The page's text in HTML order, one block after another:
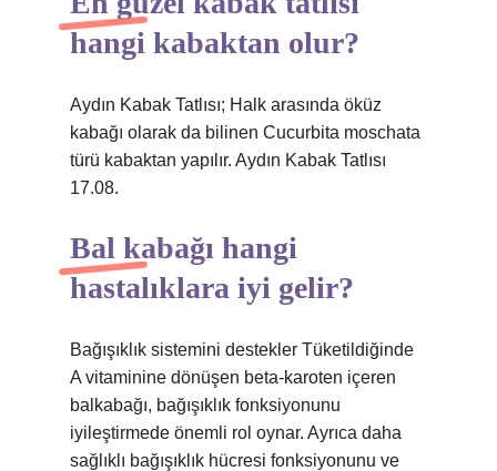
hangi kabaktan olur?
Aydın Kabak Tatlısı; Halk arasında öküz
kabağı olarak da bilinen Cucurbita moschata
türü kabaktan yapılır. Aydın Kabak Tatlısı
17.08.
Bal kabağı hangi
hastalıklara iyi gelir?
Bağışıklık sistemini destekler Tüketildiğinde
A vitaminine dönüşen beta-karoten içeren
balkabağı, bağışıklık fonksiyonunu
iyileştirmede önemli rol oynar. Ayrıca daha
sağlıklı bağışıklık hücresi fonksiyonunu ve